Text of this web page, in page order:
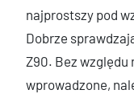
najprostszy pod
Dobrze
Z90. Bez względu
wprowadzone,